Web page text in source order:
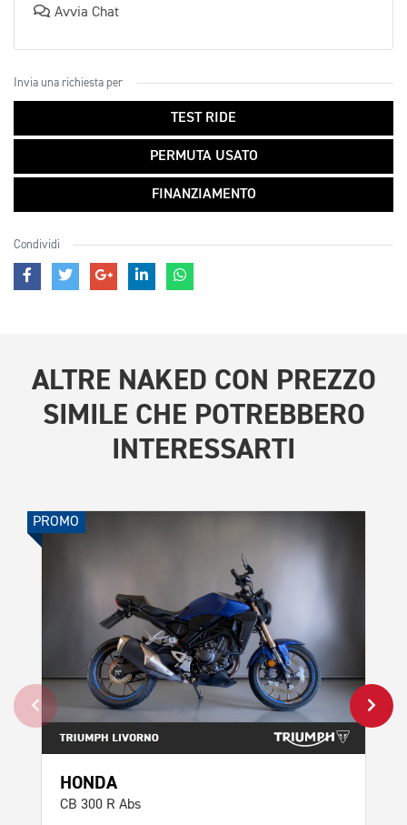
Avvia Chat
Invia una richiesta per
TEST RIDE
PERMUTA USATO
FINANZIAMENTO
Condividi
ALTRE NAKED CON PREZZO
SIMILE CHE POTREBBERO
INTERESSARTI
PROMO
HONDA
CB 300 R Abs